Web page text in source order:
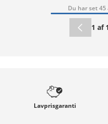
Du har set
1 af
Lavprisgaranti